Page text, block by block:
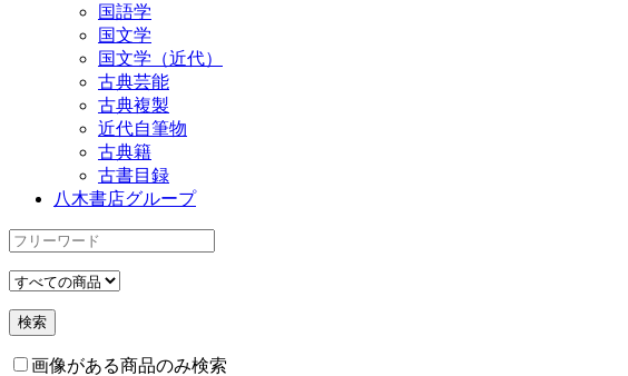
国語学
国文学
国文学（近代）
古典芸能
古典複製
近代自筆物
古典籍
古書目録
八木書店グループ
画像がある商品のみ検索